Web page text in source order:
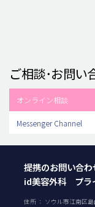
ご相談･お問い
オンライン相談
Messenger Channel
提携のお問い合わ
id美容外科 プラ
住所 ： ソウル市江南区